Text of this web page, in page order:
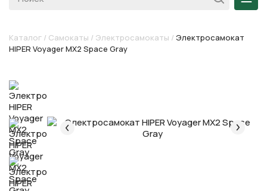
Каталог / Самокаты / Электросамокаты / Электросамокат
HIPER Voyager MX2 Space Gray